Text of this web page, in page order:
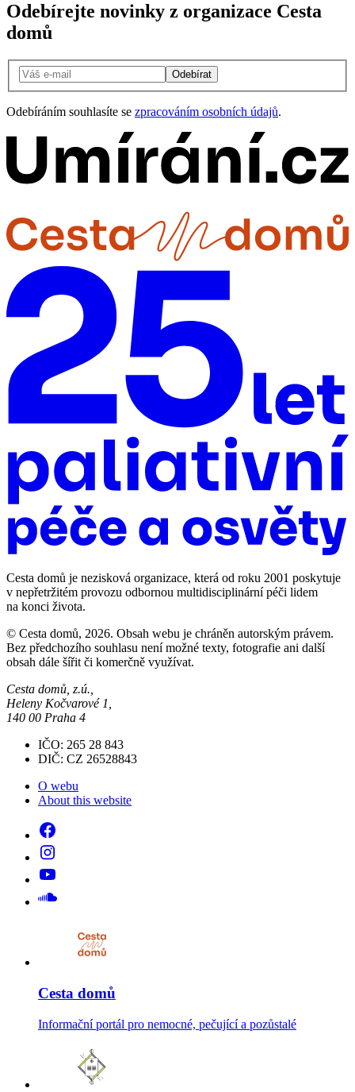
Odebírejte novinky z organizace Cesta
domů
Odebírat
Odebíráním souhlasíte se zpracováním osobních údajů.
Cesta domů je nezisková organizace, která od roku 2001 poskytuje
v nepřetržitém provozu odbornou multidisciplinární péči lidem
na konci života.
© Cesta domů, 2026. Obsah webu je chráněn autorským právem.
Bez předchozího souhlasu není možné texty, fotografie ani další
obsah dále šířit či komerčně využívat.
Cesta domů, z.ú.,
Heleny Kočvarové 1,
140 00 Praha 4
IČO: 265 28 843
DIČ: CZ 26528843
O webu
About this website
Cesta domů
Informační portál pro nemocné, pečující a pozůstalé